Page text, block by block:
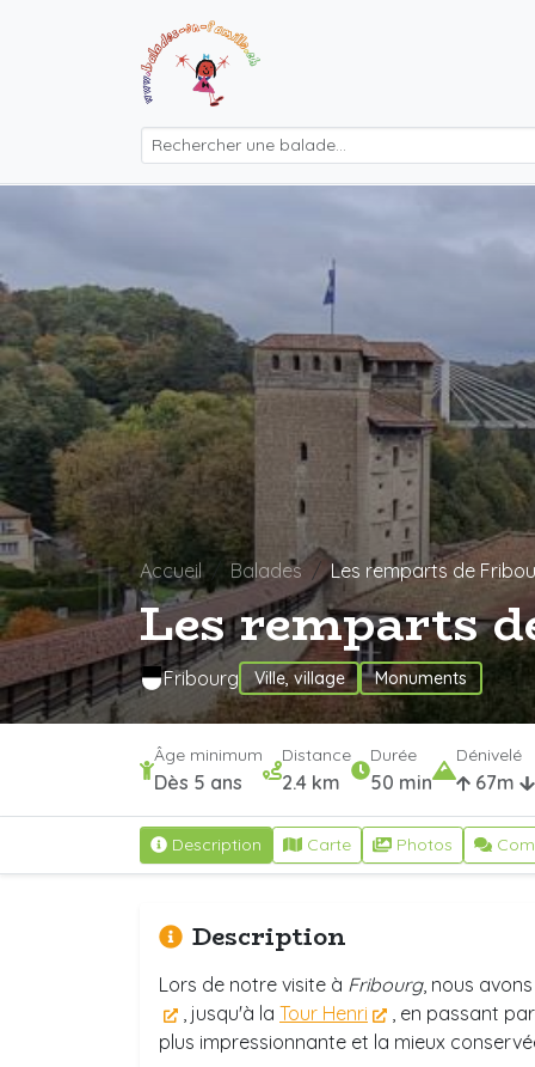
Accueil Balades Les remparts de
Les remparts
Fribourg Ville, village Monuments
Âge minimum
Dès 5 ans
Distance
2.4 km
Durée
50 min
Dénivelé
67m
Description Carte Photos
Description
Lors de notre visite à Fribourg, nous
, jusqu'à la Tour Henri
, en passant
plus impressionnante et la mieux